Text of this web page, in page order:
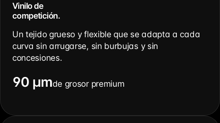
Vinilo de
competición.
Un tejido grueso y flexible que se adapta a cada
curva sin arrugarse, sin burbujas y sin
concesiones.
90 µmde grosor premium